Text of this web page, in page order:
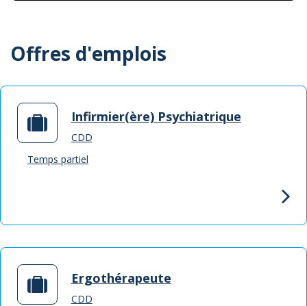
Offres d'emplois
Infirmier(ère) Psychiatrique
CDD
Temps partiel
Ergothérapeute
CDD